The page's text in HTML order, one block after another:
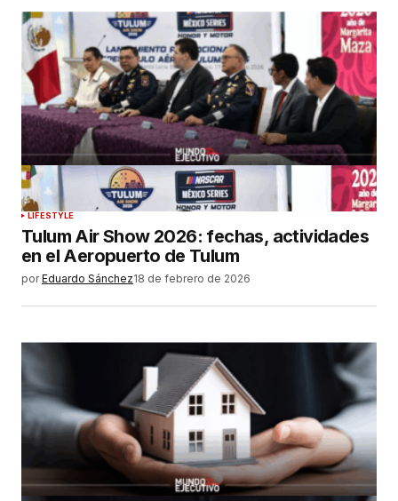
LIFESTYLE
Tulum Air Show 2026: fechas, actividades
en el Aeropuerto de Tulum
por Eduardo Sánchez18 de febrero de 2026